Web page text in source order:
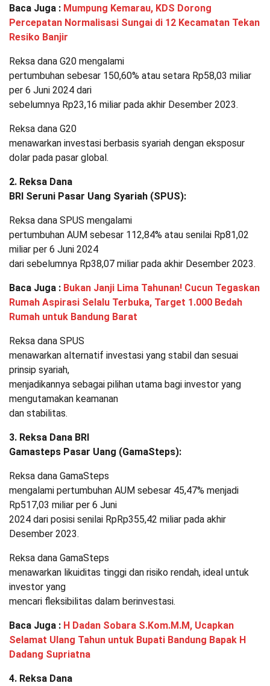
Baca Juga : Mumpung Kemarau, KDS Dorong
Percepatan Normalisasi Sungai di 12 Kecamatan Tekan
Resiko Banjir
Reksa dana G20 mengalami
pertumbuhan sebesar 150,60% atau setara Rp58,03 miliar
per 6 Juni 2024 dari
sebelumnya Rp23,16 miliar pada akhir Desember 2023.
Reksa dana G20
menawarkan investasi berbasis syariah dengan eksposur
dolar pada pasar global.
2. Reksa Dana
BRI Seruni Pasar Uang Syariah (SPUS):
Reksa dana SPUS mengalami
pertumbuhan AUM sebesar 112,84% atau senilai Rp81,02
miliar per 6 Juni 2024
dari sebelumnya Rp38,07 miliar pada akhir Desember 2023.
Baca Juga : Bukan Janji Lima Tahunan! Cucun Tegaskan
Rumah Aspirasi Selalu Terbuka, Target 1.000 Bedah
Rumah untuk Bandung Barat
Reksa dana SPUS
menawarkan alternatif investasi yang stabil dan sesuai
prinsip syariah,
menjadikannya sebagai pilihan utama bagi investor yang
mengutamakan keamanan
dan stabilitas.
3. Reksa Dana BRI
Gamasteps Pasar Uang (GamaSteps):
Reksa dana GamaSteps
mengalami pertumbuhan AUM sebesar 45,47% menjadi
Rp517,03 miliar per 6 Juni
2024 dari posisi senilai RpRp355,42 miliar pada akhir
Desember 2023.
Reksa dana GamaSteps
menawarkan likuiditas tinggi dan risiko rendah, ideal untuk
investor yang
mencari fleksibilitas dalam berinvestasi.
Baca Juga : H Dadan Sobara S.Kom.M.M, Ucapkan
Selamat Ulang Tahun untuk Bupati Bandung Bapak H
Dadang Supriatna
4. Reksa Dana